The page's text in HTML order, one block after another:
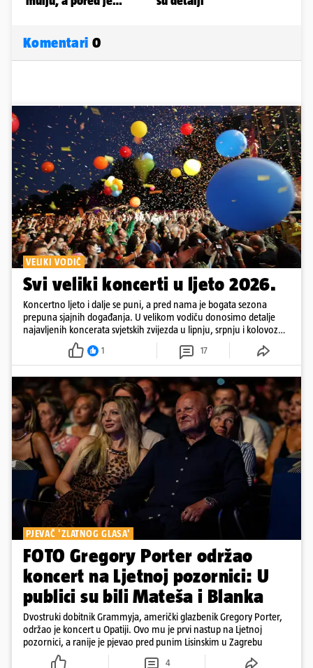
Komentari 0
VELIKI VODIČ
Svi veliki koncerti u ljeto 2026.
Koncertno ljeto i dalje se puni, a pred nama je bogata sezona
prepuna sjajnih događanja. U velikom vodiču donosimo detalje
najavljenih koncerata svjetskih zvijezda u lipnju, srpnju i kolovozu
2026. godine.
1 17
PJEVAČ 'ZLATNOG GLASA'
FOTO Gregory Porter održao
koncert na Ljetnoj pozornici: U
publici su bili Mateša i Blanka
Dvostruki dobitnik Grammyja, američki glazbenik Gregory Porter,
održao je koncert u Opatiji. Ovo mu je prvi nastup na Ljetnoj
pozornici, a ranije je pjevao pred punim Lisinskim u Zagrebu
4